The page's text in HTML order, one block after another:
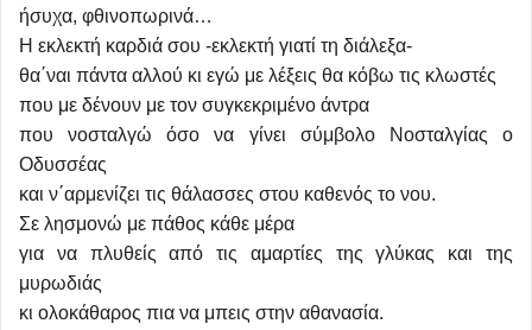
ήσυχα, φθινοπωρινά…
Η εκλεκτή καρδιά σου -εκλεκτή γιατί τη διάλεξα-
θα΄ναι πάντα αλλού κι εγώ με λέξεις θα κόβω τις κλωστές
που με δένουν με τον συγκεκριμένο άντρα
που νοσταλγώ όσο να γίνει σύμβολο Νοσταλγίας ο
Οδυσσέας
και ν΄αρμενίζει τις θάλασσες στου καθενός το νου.
Σε λησμονώ με πάθος κάθε μέρα
για να πλυθείς από τις αμαρτίες της γλύκας και της
μυρωδιάς
κι ολοκάθαρος πια να μπεις στην αθανασία.